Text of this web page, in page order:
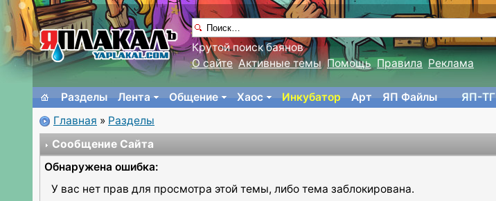
Крутой поиск баянов
О сайте Активные темы Помощь Правила Реклама
Разделы Лента Общение Хаос Инкубатор Арт ЯП Файлы ЯП-TГ
Главная » Разделы
Сообщение Сайта
Обнаружена ошибка:
У вас нет прав для просмотра этой темы, либо тема заблокирована.